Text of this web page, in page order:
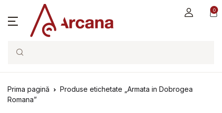
0
Search
Prima pagină
Produse etichetate „Armata in Dobrogea
Romana”